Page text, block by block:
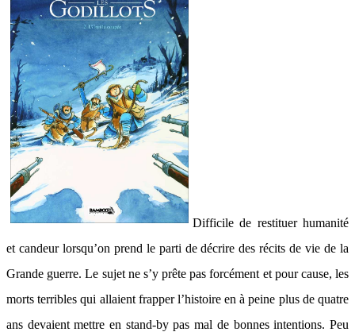
Difficile de restituer humanité
et candeur lorsqu’on prend le parti de décrire des récits de vie de la
Grande guerre. Le sujet ne s’y prête pas forcément et pour cause, les
morts terribles qui allaient frapper l’histoire en à peine plus de quatre
ans devaient mettre en stand-by pas mal de bonnes intentions. Peu